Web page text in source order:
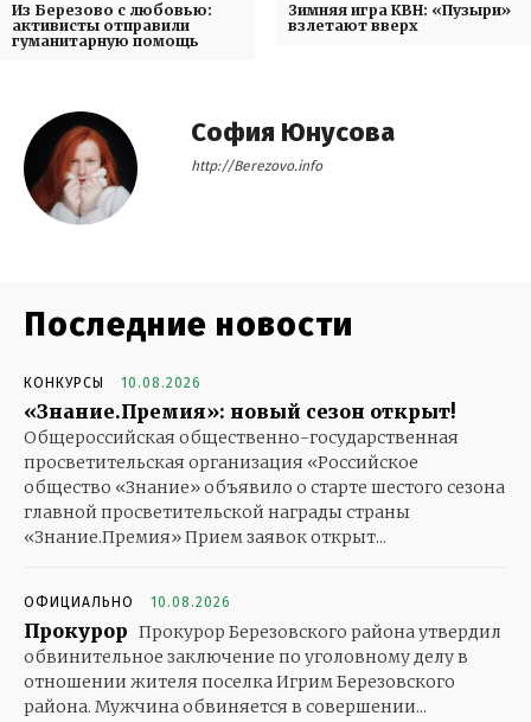
Из Березово с любовью:
активисты отправили
гуманитарную помощь
Зимняя игра КВН: «Пузыри»
взлетают вверх
София Юнусова
http://Berezovo.info
Последние новости
КОНКУРСЫ 10.08.2026
«Знание.Премия»: новый сезон открыт!
Общероссийская общественно-государственная
просветительская организация «Российское
общество «Знание» объявило о старте шестого сезона
главной просветительской награды страны
«Знание.Премия» Прием заявок открыт...
ОФИЦИАЛЬНО 10.08.2026
Прокурор Прокурор Березовского района утвердил
обвинительное заключение по уголовному делу в
отношении жителя поселка Игрим Березовского
района. Мужчина обвиняется в совершении...